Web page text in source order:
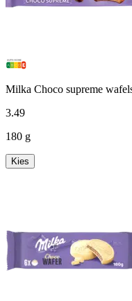
Milka Choco supreme
3.49
180 g
Kies